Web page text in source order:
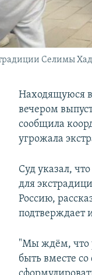
Селимы
Находящуюся
вечером
сообщила
угрожала
Суд указал,
для
Россию,
подтверждает
"Мы ждём, что
быть вместе